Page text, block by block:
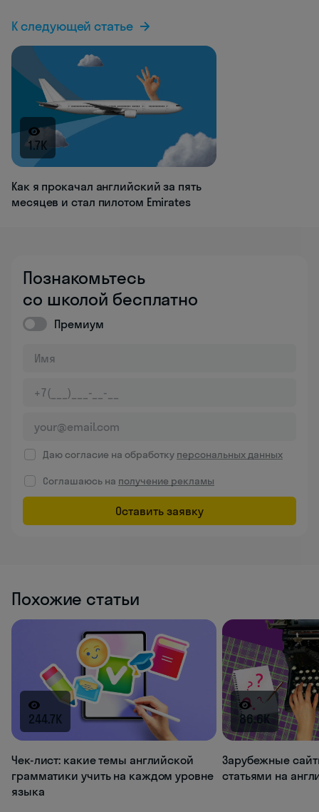
К следующей статье
1.7K
Как я прокачал английский за пять
месяцев и стал пилотом Emirates
Познакомьтесь
со школой бесплатно
Премиум
Даю согласие на обработку персональных данных
Соглашаюсь на получение рекламы
Оставить заявку
Похожие статьи
244.7K
Чек-лист: какие темы английской
грамматики учить на каждом уровне
языка
86.6K
Зарубежные
статьями на